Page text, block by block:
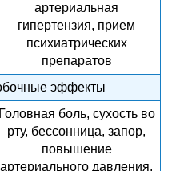
артериальная
гипертензия, прием
психиатрических
препаратов
эффекты
Головная боль, сухость во
рту, бессонница, запор,
повышение
артериального давления.